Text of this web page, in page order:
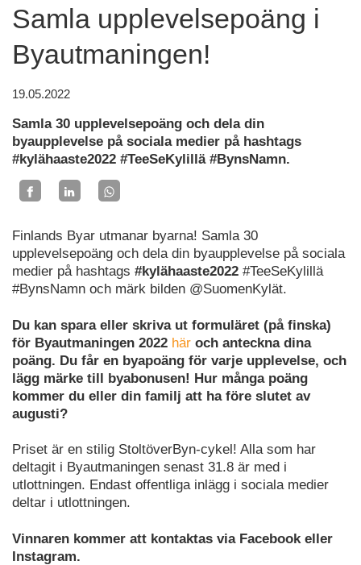
Samla upplevelsepoäng i
Byautmaningen!
19.05.2022
Samla 30 upplevelsepoäng och dela din
byaupplevelse på sociala medier på hashtags
#kylähaaste2022 #TeeSeKylillä #BynsNamn.
Finlands Byar utmanar byarna! Samla 30
upplevelsepoäng och dela din byaupplevelse på sociala
medier på hashtags #kylähaaste2022 #TeeSeKylillä
#BynsNamn och märk bilden @SuomenKylät.
Du kan spara eller skriva ut formuläret (på finska)
för Byautmaningen 2022 här och anteckna dina
poäng. Du får en byapoäng för varje upplevelse, och
lägg märke till byabonusen! Hur många poäng
kommer du eller din familj att ha före slutet av
augusti?
Priset är en stilig StoltöverByn-cykel! Alla som har
deltagit i Byautmaningen senast 31.8 är med i
utlottningen. Endast offentliga inlägg i sociala medier
deltar i utlottningen.
Vinnaren kommer att kontaktas via Facebook eller
Instagram.